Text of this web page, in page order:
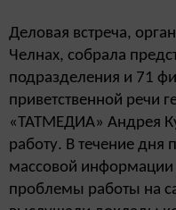
Деловая встреча,
Челнах, собрала
подразделения и 71
приветственной речи
«ТАТМЕДИА» Андрея
работу. В течение дня
массовой
проблемы работы на